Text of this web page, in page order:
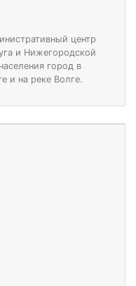
центр
и Нижегородской
город в
и на реке Волге.